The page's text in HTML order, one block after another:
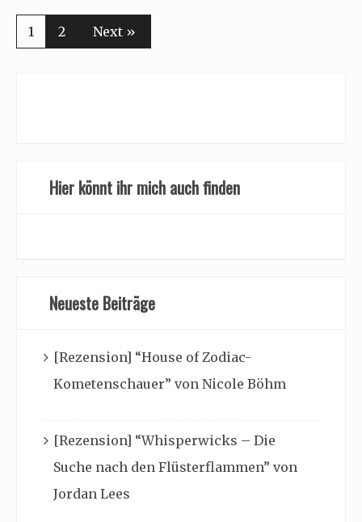
1 2 Next »
Hier könnt ihr mich auch finden
Neueste Beiträge
[Rezension] “House of Zodiac-
Kometenschauer” von Nicole Böhm
[Rezension] “Whisperwicks – Die
Suche nach den Flüsterflammen” von
Jordan Lees